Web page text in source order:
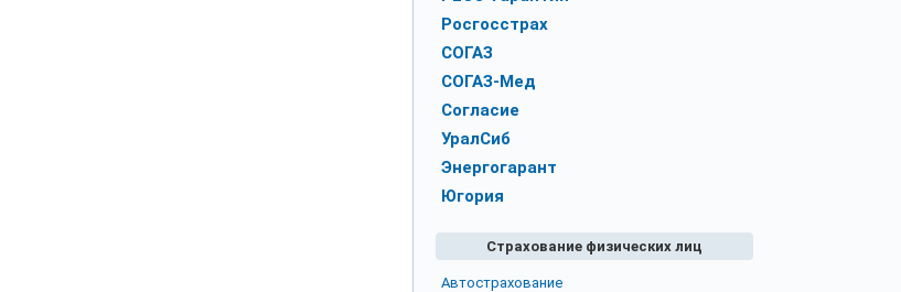
Росгосстрах
СОГАЗ
СОГАЗ-Мед
Согласие
УралСиб
Энергогарант
Югория
Страхование физических лиц
Автострахование